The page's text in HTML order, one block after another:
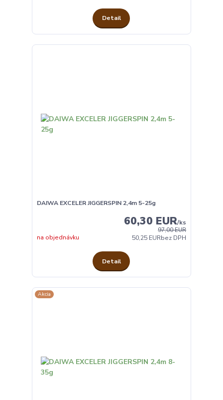
Detail
DAIWA EXCELER JIGGERSPIN 2,4m 5-25g
97,00 EUR
60,30 EUR/ks
50,25 EURbez DPH
na objednávku
Detail
Akcia